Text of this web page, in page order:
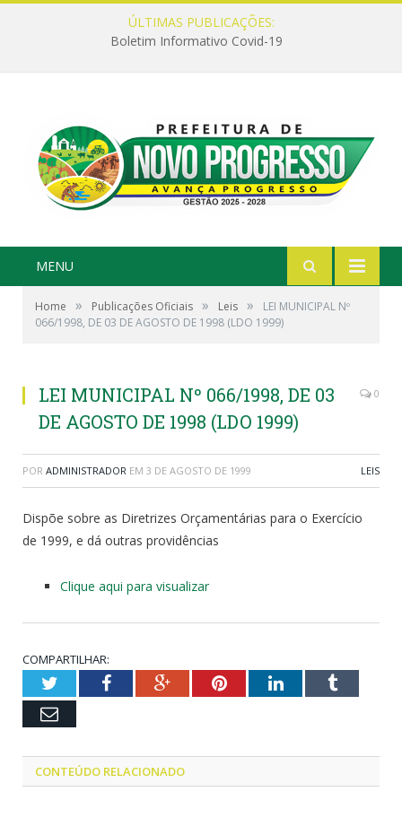
ÚLTIMAS PUBLICAÇÕES:
Boletim Informativo Covid-19
MENU
Home » Publicações Oficiais » Leis »
LEI MUNICIPAL Nº
066/1998, DE 03 DE AGOSTO DE 1998 (LDO 1999)
LEI MUNICIPAL Nº 066/1998, DE 03
DE AGOSTO DE 1998 (LDO 1999)
0
POR ADMINISTRADOR EM 3 DE AGOSTO DE 1999 LEIS
Dispõe sobre as Diretrizes Orçamentárias para o Exercício
de 1999, e dá outras providências
Clique aqui para visualizar
COMPARTILHAR:
TwitterFacebookGoogle+PinterestLinkedInTumblr
Email
CONTEÚDO RELACIONADO